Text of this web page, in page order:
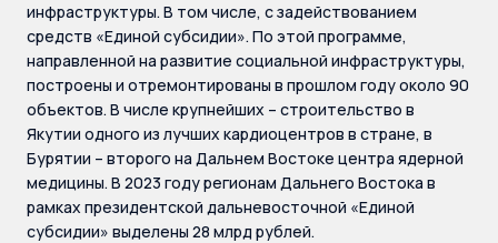
инфраструктуры. В том числе, с задействованием
средств «Единой субсидии». По этой программе,
направленной на развитие социальной инфраструктуры,
построены и отремонтированы в прошлом году около 90
объектов. В числе крупнейших – строительство в
Якутии одного из лучших кардиоцентров в стране, в
Бурятии – второго на Дальнем Востоке центра ядерной
медицины. В 2023 году регионам Дальнего Востока в
рамках президентской дальневосточной «Единой
субсидии» выделены 28 млрд рублей.